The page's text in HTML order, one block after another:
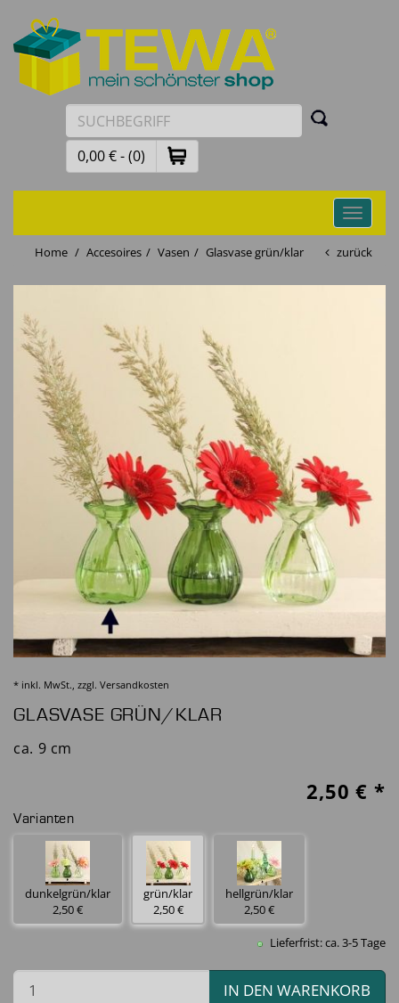
0,00 € - (0)
Toggle
Home
Accesoires Vasen Glasvase grün/klar zurück
* inkl. MwSt., zzgl. Versandkosten
GLASVASE GRÜN/KLAR
ca. 9 cm
2,50 € *
Varianten
dunkelgrün/klar
2,50 €
grün/klar
2,50 €
hellgrün/klar
2,50 €
Lieferfrist: ca. 3-5 Tage
IN DEN WARENKORB